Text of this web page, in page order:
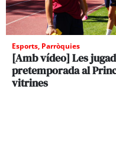
Esports, Parròquies
[Amb vídeo] Les
pretemporada al
vitrines